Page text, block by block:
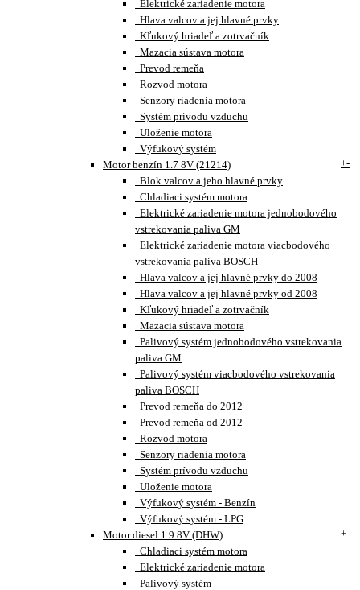
Elektrické zariadenie motora
Hlava valcov a jej hlavné prvky
Kľukový hriadeľ a zotrvačník
Mazacia sústava motora
Prevod remeňa
Rozvod motora
Senzory riadenia motora
Systém prívodu vzduchu
Uloženie motora
Výfukový systém
Motor benzín 1.7 8V (21214)
+-
Blok valcov a jeho hlavné prvky
Chladiaci systém motora
Elektrické zariadenie motora jednobodového
vstrekovania paliva GM
Elektrické zariadenie motora viacbodového
vstrekovania paliva BOSCH
Hlava valcov a jej hlavné prvky do 2008
Hlava valcov a jej hlavné prvky od 2008
Kľukový hriadeľ a zotrvačník
Mazacia sústava motora
Palivový systém jednobodového vstrekovania
paliva GM
Palivový systém viacbodového vstrekovania
paliva BOSCH
Prevod remeňa do 2012
Prevod remeňa od 2012
Rozvod motora
Senzory riadenia motora
Systém prívodu vzduchu
Uloženie motora
Výfukový systém - Benzín
Výfukový systém - LPG
Motor diesel 1.9 8V (DHW)
+-
Chladiaci systém motora
Elektrické zariadenie motora
Palivový systém